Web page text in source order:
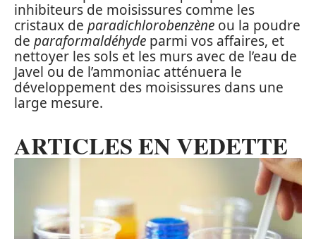
inhibiteurs de moisissures comme les
cristaux de paradichlorobenzène ou la poudre
de paraformaldéhyde parmi vos affaires, et
nettoyer les sols et les murs avec de l’eau de
Javel ou de l’ammoniac atténuera le
développement des moisissures dans une
large mesure.
ARTICLES EN VEDETTE